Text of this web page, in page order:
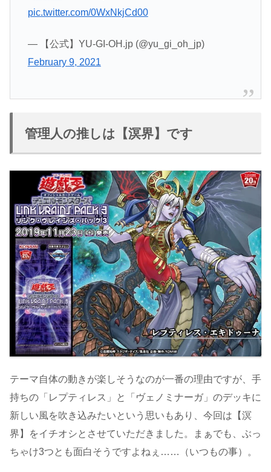
pic.twitter.com/0WxNkjCd00
— 【公式】YU-GI-OH.jp (@yu_gi_oh_jp)
February 9, 2021
管理人の推しは【溟界】です
テーマ自体の動きが楽しそうなのが一番の理由ですが、手
持ちの「レプティレス」と「ヴェノミナーガ」のデッキに
新しい風を吹き込みたいという思いもあり、今回は【溟
界】をイチオシとさせていただきました。まぁでも、ぶっ
ちゃけ3つとも面白そうですよねぇ……（いつもの事）。